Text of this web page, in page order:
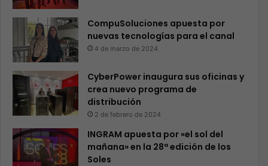
CompuSoluciones apuesta por
nuevas tecnologías para el canal
4 de marzo de 2024
CyberPower inaugura sus oficinas y
crea nuevo programa de
distribución
2 de febrero de 2024
INGRAM apuesta por «el sol del
mañana» en la 28ª edición de los
Soles